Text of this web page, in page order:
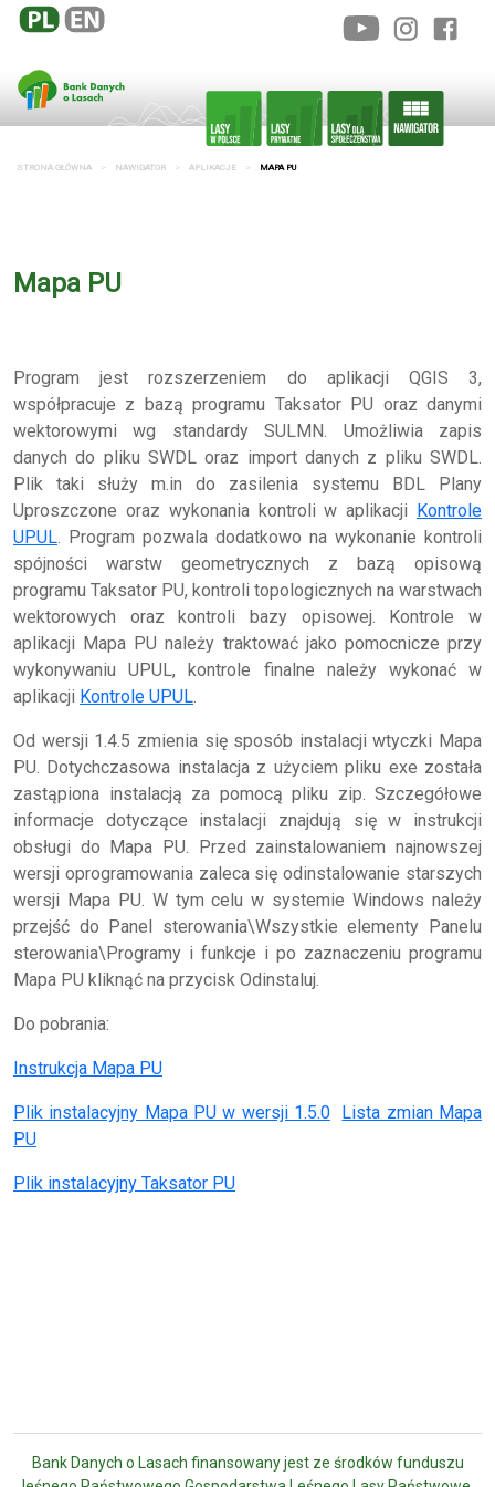
STRONA GŁÓWNA NAWIGATOR APLIKACJE MAPA PU
Mapa PU
Program
jest rozszerzeniem do aplikacji QGIS 3,
współpracuje z bazą programu Taksator PU oraz danymi
wektorowymi wg standardy SULMN. Umożliwia zapis
danych do pliku SWDL oraz import danych z pliku SWDL.
Plik taki służy m.in do zasilenia systemu BDL Plany
Uproszczone oraz wykonania kontroli w aplikacji Kontrole
UPUL . Program pozwala dodatkowo na wykonanie kontroli
spójności warstw geometrycznych z bazą opisową
programu Taksator PU, kontroli topologicznych na warstwach
wektorowych oraz kontroli bazy opisowej. Kontrole w
aplikacji Mapa PU należy traktować jako pomocnicze przy
wykonywaniu UPUL, kontrole finalne należy wykonać w
aplikacji Kontrole UPUL
Od wersji 1.4.5 zmienia się sposób instalacji wtyczki Mapa
PU. Dotychczasowa instalacja z użyciem pliku exe została
zastąpiona instalacją za pomocą pliku zip. Szczegółowe
informacje dotyczące instalacji znajdują się w instrukcji
obsługi do Mapa PU. Przed zainstalowaniem najnowszej
wersji oprogramowania zaleca się odinstalowanie starszych
wersji Mapa PU. W tym celu w systemie Windows należy
przejść do Panel sterowania\Wszystkie elementy Panelu
sterowania\Programy i funkcje i po zaznaczeniu programu
Mapa PU kliknąć na przycisk Odinstaluj.
Do pobrania:
Instrukcja Mapa PU
Plik instalacyjny Mapa PU w wersji 1.5.0 Lista zmian Mapa
PU
Plik instalacyjny Taksator PU
Bank Danych o Lasach finansowany jest ze środków funduszu